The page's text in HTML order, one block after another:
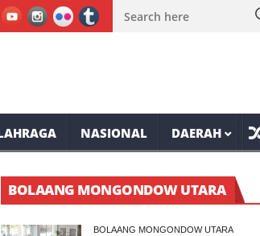
Dampak El Nino Legislator DPRD
NASIONAL DAERAH
BOLAANG MONGONDOW UTARA
BOLAANG MONGONDOW UTARA